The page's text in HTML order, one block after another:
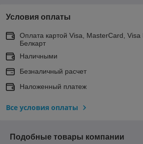
Условия оплаты
Оплата картой Visa, MasterCard, Visa
Белкарт
Наличными
Безналичный расчет
Наложенный платеж
Все условия оплаты
Подобные товары компании